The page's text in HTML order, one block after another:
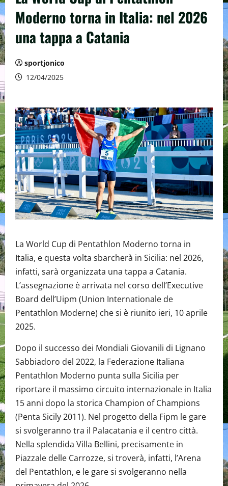
Moderno torna in Italia: nel 2026
una tappa a Catania
sportjonico
12/04/2025
La World Cup di Pentathlon Moderno torna in
Italia, e questa volta sbarcherà in Sicilia: nel 2026,
infatti, sarà organizzata una tappa a Catania.
L’assegnazione è arrivata nel corso dell’Executive
Board dell’Uipm (Union Internationale de
Pentathlon Moderne) che si è riunito ieri, 10 aprile
2025.
Dopo il successo dei Mondiali Giovanili di Lignano
Sabbiadoro del 2022, la Federazione Italiana
Pentathlon Moderno punta sulla Sicilia per
riportare il massimo circuito internazionale in Italia
15 anni dopo la storica Champion of Champions
(Penta Sicily 2011). Nel progetto della Fipm le gare
si svolgeranno tra il Palacatania e il centro città.
Nella splendida Villa Bellini, precisamente in
Piazzale delle Carrozze, si troverà, infatti, l’Arena
del Pentathlon, e le gare si svolgeranno nella